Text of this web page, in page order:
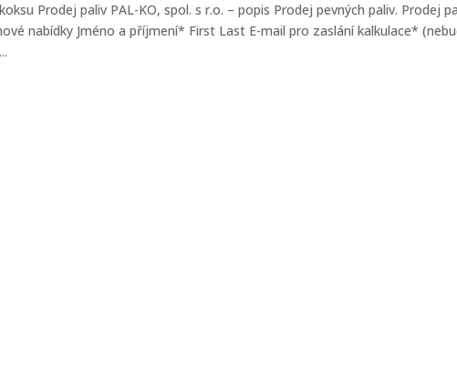
Prodej paliv PAL-KO, spol. s r.o. – popis Prodej pevných paliv. Prodej
nabídky Jméno a příjmení* First Last E-mail pro zaslání kalkulace*